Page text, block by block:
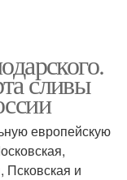
сливы
европейскую
Псковская и